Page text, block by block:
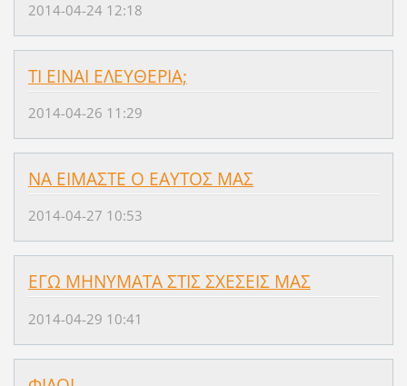
2014-04-24 12:18
ΤΙ ΕΙΝΑΙ ΕΛΕΥΘΕΡΙΑ;
2014-04-26 11:29
ΝΑ ΕΙΜΑΣΤΕ Ο ΕΑΥΤΟΣ ΜΑΣ
2014-04-27 10:53
ΕΓΩ ΜΗΝΥΜΑΤΑ ΣΤΙΣ ΣΧΕΣΕΙΣ ΜΑΣ
2014-04-29 10:41